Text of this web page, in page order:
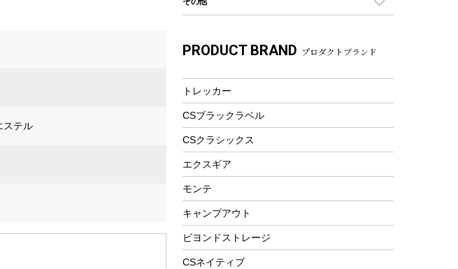
ステル
燃料・着火剤・炭
カトラリー
マグカップ、カップ
フードボトル
コーヒー&ミル
トレー
ランチョンマット
ランチボックス
ピクニックセット
その他アウトドア雑貨
レイン
ツール、他
パドル
ヘルメット
アクセサリー
自転車用アクセサリー
自転車ウェア
ラッシュガード
テント
フローティングベスト
ヘルメット
エアーポンプ
ウィンター
防寒ウェア
ツール&アクセサリー
トレッキング
湯たんぽ
PRODUCT BRAND プロダクトブランド
トレッカー
CSブラックラベル
CSクラシックス
エクスギア
モンテ
キャンプアウト
ビヨンドストレージ
CSネイティブ